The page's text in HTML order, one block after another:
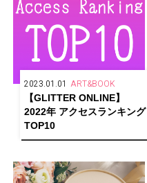
2023.01.01 ART&BOOK
【GLITTER ONLINE】
2022年 アクセスランキング
TOP10